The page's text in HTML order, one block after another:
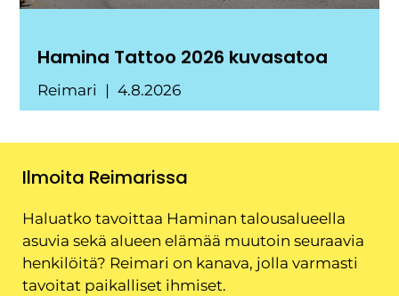
Hamina Tattoo 2026 kuvasatoa
Reimari 4.8.2026
Ilmoita Reimarissa
Haluatko tavoittaa Haminan talousalueella
asuvia sekä alueen elämää muutoin seuraavia
henkilöitä? Reimari on kanava, jolla varmasti
tavoitat paikalliset ihmiset.